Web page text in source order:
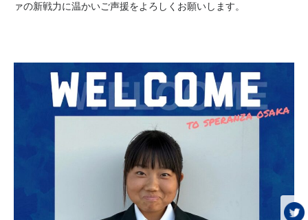
ァの新戦力に温かいご声援をよろしくお願いします。